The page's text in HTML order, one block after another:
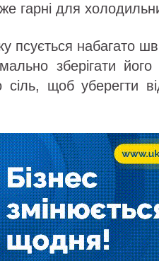
гарні для
псується набагато
зберігати
щоб уберегти